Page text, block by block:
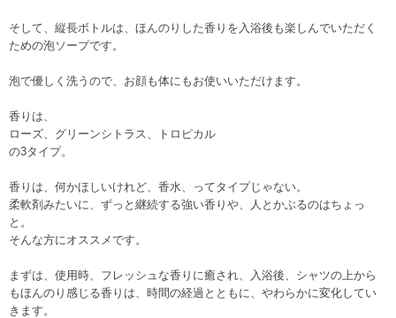
そして、縦長ボトルは、ほんのりした香りを入浴後も楽しんでいただく
ための泡ソープです。
泡で優しく洗うので、お顔も体にもお使いいただけます。
香りは、
ローズ、グリーンシトラス、トロピカル
の3タイプ。
香りは、何かほしいけれど、香水、ってタイプじゃない。
柔軟剤みたいに、ずっと継続する強い香りや、人とかぶるのはちょっ
と。
そんな方にオススメです。
まずは、使用時、フレッシュな香りに癒され、入浴後、シャツの上から
もほんのり感じる香りは、時間の経過とともに、やわらかに変化してい
きます。